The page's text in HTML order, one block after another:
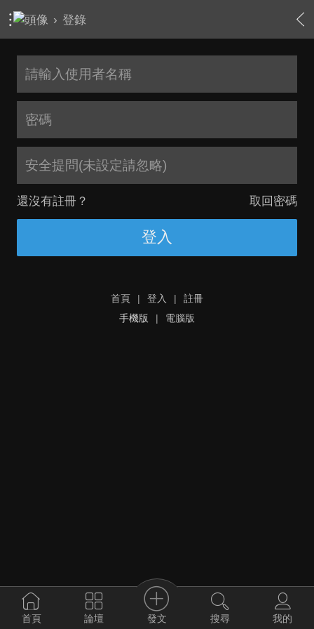
› 登錄
安全提問(未設定請忽略)
還沒有註冊？ 取回密碼
登入
首頁 | 登入 |
註冊
手機版
| 電腦版
首頁 論壇 發文 搜尋 我的